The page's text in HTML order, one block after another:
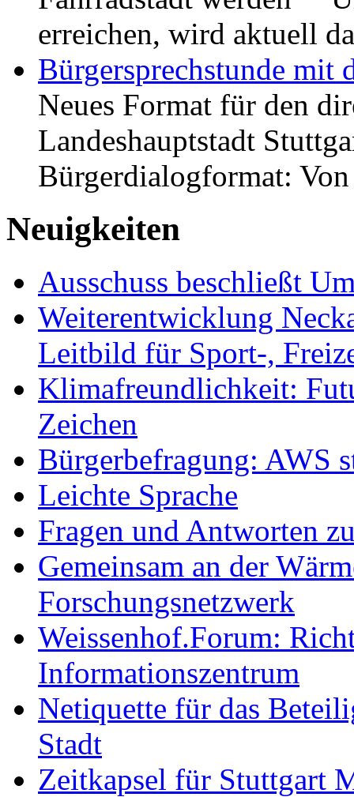
erreichen, wird aktuell
Bürgersprechstunde mit
Neues Format für den
Landeshauptstadt
Bürgerdialogformat:
Neuigkeiten
Ausschuss beschließt
Weiterentwicklung
Leitbild für Sport-,
Klimafreundlichkeit:
Zeichen
Bürgerbefragung: AWS
Leichte Sprache
Fragen und Antworten
Gemeinsam an der
Forschungsnetzwerk
Weissenhof.Forum:
Informationszentrum
Netiquette für das
Stadt
Zeitkapsel für Stuttgart